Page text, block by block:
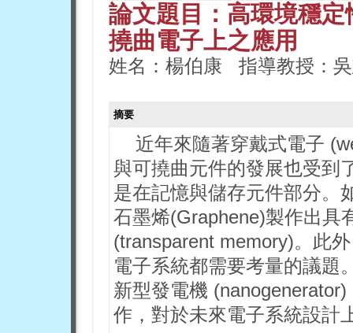
論文題目：高環境穩
撓曲電子上之應用
姓名：楊伯康 指導教授：
摘要
近年來隨著穿戴式電子
與可撓曲元件的發展也受到
是在記憶與儲存元件部分。
石墨烯(Graphene)製作出具
(transparent memory)。此
電子系統都需要考量的議題
新型發電機
作，對於未來電子系統設計